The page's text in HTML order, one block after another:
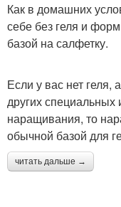
Как в домашних
себе без геля и
базой на салфетку.
Если у вас нет геля,
других
наращивания, то
обычной базой для
читать дальше →